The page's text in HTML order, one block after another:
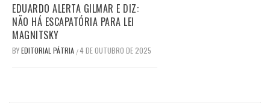
EDUARDO ALERTA GILMAR E DIZ:
NÃO HÁ ESCAPATÓRIA PARA LEI
MAGNITSKY
BYEDITORIAL PÁTRIA /4 DE OUTUBRO DE 2025